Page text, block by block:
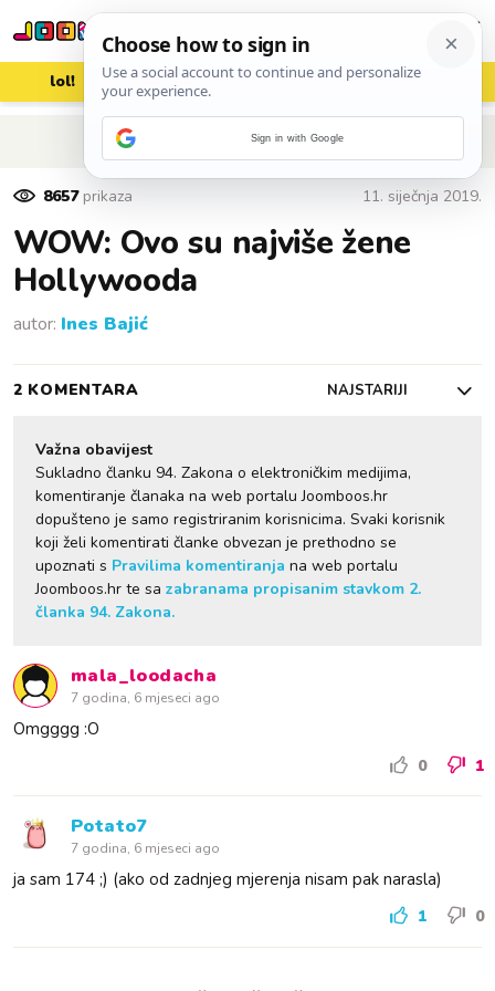
lol! aww vrh! woot?!
POVRATAK NA ČLANAK
8657prikaza 11. siječnja 2019.
WOW: Ovo su najviše žene
Hollywooda
autor: Ines Bajić
2 KOMENTARA NAJSTARIJI
Važna obavijest
Sukladno članku 94. Zakona o elektroničkim medijima,
komentiranje članaka na web portalu Joomboos.hr
dopušteno je samo registriranim korisnicima. Svaki korisnik
koji želi komentirati članke obvezan je prethodno se
upoznati s Pravilima komentiranja na web portalu
Joomboos.hr te sa zabranama propisanim stavkom 2.
članka 94. Zakona.
mala_loodacha
7 godina, 6 mjeseci ago
Omgggg :O
0 1
Potato7
7 godina, 6 mjeseci ago
ja sam 174 ;) (ako od zadnjeg mjerenja nisam pak narasla)
1 0
Sign in with Google